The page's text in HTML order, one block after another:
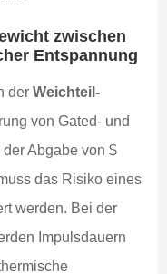
zwischen
Entspannung
der Weichteil-
von Gated- und
Abgabe von $
das Risiko eines
werden. Bei der
Impulsdauern